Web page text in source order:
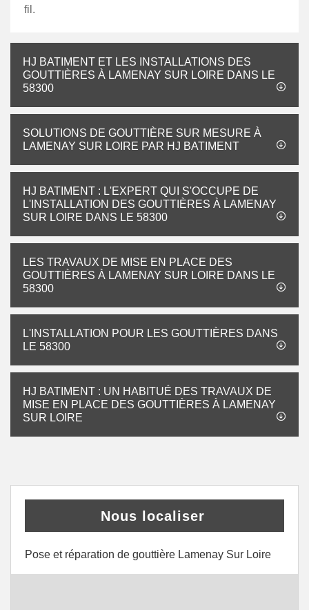
fil.
HJ BATIMENT ET LES INSTALLATIONS DES
GOUTTIÈRES À LAMENAY SUR LOIRE DANS LE
58300
SOLUTIONS DE GOUTTIÈRE SUR MESURE À
LAMENAY SUR LOIRE PAR HJ BATIMENT
HJ BATIMENT : L'EXPERT QUI S'OCCUPE DE
L'INSTALLATION DES GOUTTIÈRES À LAMENAY
SUR LOIRE DANS LE 58300
LES TRAVAUX DE MISE EN PLACE DES
GOUTTIÈRES À LAMENAY SUR LOIRE DANS LE
58300
L'INSTALLATION POUR LES GOUTTIÈRES DANS
LE 58300
HJ BATIMENT : UN HABITUÉ DES TRAVAUX DE
MISE EN PLACE DES GOUTTIÈRES À LAMENAY
SUR LOIRE
Nous localiser
Pose et réparation de gouttière Lamenay Sur Loire